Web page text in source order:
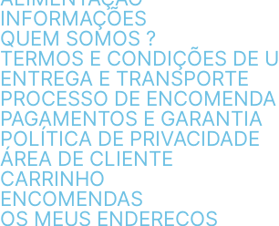
INFORMAÇÕES
QUEM SOMOS ?
TERMOS E CONDIÇÕES DE
ENTREGA E TRANSPORTE
PROCESSO DE ENCOMENDA
PAGAMENTOS E GARANTIA
POLÍTICA DE PRIVACIDADE
ÁREA DE CLIENTE
CARRINHO
ENCOMENDAS
OS MEUS ENDEREÇOS